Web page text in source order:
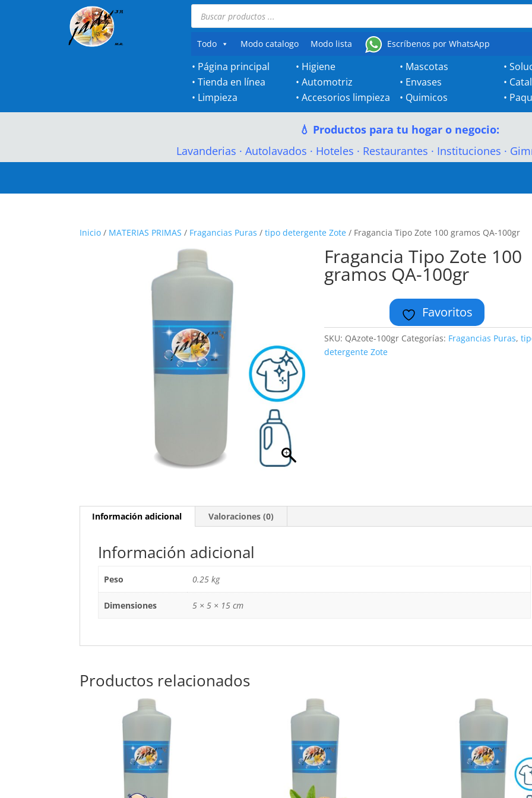
Búsqueda
productos
Todo
Modo catalogo Modo lista Escríbenos por WhatsApp
• Página principal
•Tienda en línea
• Limpieza
• Higiene
•Automotriz
•Accesorios limpieza
• Mascotas
• Envases
• Quimicos
•
•
•
💧 Productos para tu hogar o negocio:
Lavanderias · Autolavados · Hoteles · Restaurantes · Instituciones ·
Inicio / MATERIAS PRIMAS / Fragancias Puras /tipo detergente Zote / Fragancia Tipo Zote 100 gramos QA-100gr
Fragancia Tipo Zote 100
gramos QA-100gr
Favoritos
SKU: QAzote-100gr Categorías: Fragancias Puras,
detergente Zote
Información adicional Valoraciones (0)
Información adicional
Peso 0.25 kg
Dimensiones 5 × 5 × 15 cm
Productos relacionados